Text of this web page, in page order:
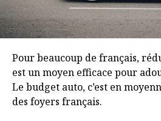
Pour beaucoup de français,
est un moyen efficace pour
Le budget auto, c’est en
des foyers français.